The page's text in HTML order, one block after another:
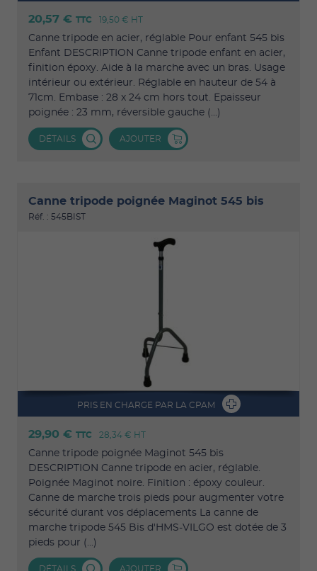
20,57 € TTC 19,50 € HT
Canne tripode en acier, réglable Pour enfant 545 bis
Enfant DESCRIPTION Canne tripode enfant en acier,
finition époxy. Aide à la marche avec un bras. Usage
intérieur ou extérieur. Réglable en hauteur de 54 à
71cm. Embase : 28 x 24 cm hors tout. Epaisseur
poignée : 23 mm, réversible gauche (...)
DÉTAILS AJOUTER
Canne tripode poignée Maginot 545 bis
Réf. : 545BIST
PRIS EN CHARGE PAR LA CPAM
29,90 € TTC 28,34 € HT
Canne tripode poignée Maginot 545 bis
DESCRIPTION Canne tripode en acier, réglable.
Poignée Maginot noire. Finition : époxy couleur.
Canne de marche trois pieds pour augmenter votre
sécurité durant vos déplacements La canne de
marche tripode 545 Bis d'HMS-VILGO est dotée de 3
pieds pour (...)
DÉTAILS AJOUTER